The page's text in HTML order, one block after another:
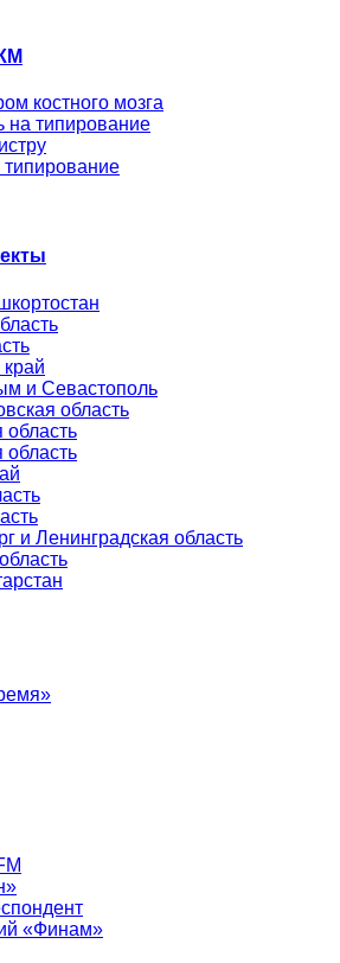
костного мозга
на типирование
и Севастополь
область
область
область
и Ленинградская область
«Финам»